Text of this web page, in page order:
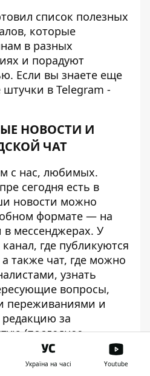
список полезных
которые
в разных
и порадуют
Если вы знаете еще
в Telegram -
НОВОСТИ И
ЧАТ
с нас, любимых.
сегодня есть в
новости можно
формате — на
в мессенджерах. У
канал, где публикуются
а также чат, где можно
узнать
вопросы,
переживаниями и
за
(последнее
по душе
Україна на часі Youtube